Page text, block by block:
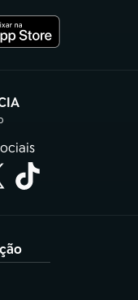
nova aba)